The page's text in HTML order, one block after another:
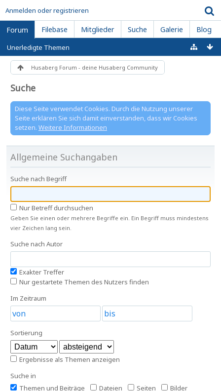
Anmelden oder registrieren
Forum Filebase Mitglieder Suche Galerie Blog
Unerledigte Themen
Husaberg Forum - deine Husaberg Community
Suche
Diese Seite verwendet Cookies. Durch die Nutzung unserer
Seite erklären Sie sich damit einverstanden, dass wir Cookies
setzen. Weitere Informationen
Allgemeine Suchangaben
Suche nach Begriff
Nur Betreff durchsuchen
Geben Sie einen oder mehrere Begriffe ein. Ein Begriff muss mindestens
vier Zeichen lang sein.
Suche nach Autor
Exakter Treffer
Nur gestartete Themen des Nutzers finden
Im Zeitraum
Sortierung
Ergebnisse als Themen anzeigen
Suche in
Themen und Beiträge
Dateien Seiten
Bilder